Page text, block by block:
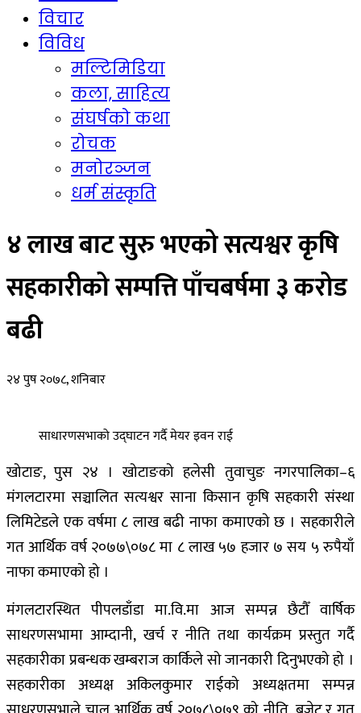
विचार
विविध
मल्टिमिडिया
कला, साहित्य
संघर्षको कथा
रोचक
मनोरञ्जन
धर्म संस्कृति
४ लाख बाट सुरु भएको सत्यश्वर कृषि
सहकारीको सम्पत्ति पाँचबर्षमा ३ करोड
बढी
२४ पुष २०७८, शनिबार
साधारणसभाको उद्घाटन गर्दै मेयर इवन राई
खोटाङ, पुस २४ । खोटाङको हलेसी तुवाचुङ नगरपालिका–६
मंगलटारमा सञ्चालित सत्यश्वर साना किसान कृषि सहकारी संस्था
लिमिटेडले एक वर्षमा ८ लाख बढी नाफा कमाएको छ । सहकारीले
गत आर्थिक वर्ष २०७७\०७८ मा ८ लाख ५७ हजार ७ सय ५ रुपैयाँ
नाफा कमाएको हो ।
मंगलटारस्थित पीपलडाँडा मा.वि.मा आज सम्पन्न छैटौँ वार्षिक
साधरणसभामा आम्दानी, खर्च र नीति तथा कार्यक्रम प्रस्तुत गर्दै
सहकारीका प्रबन्धक खम्बराज कार्किले सो जानकारी दिनुभएको हो ।
सहकारीका अध्यक्ष अकिलकुमार राईको अध्यक्षतमा सम्पन्न